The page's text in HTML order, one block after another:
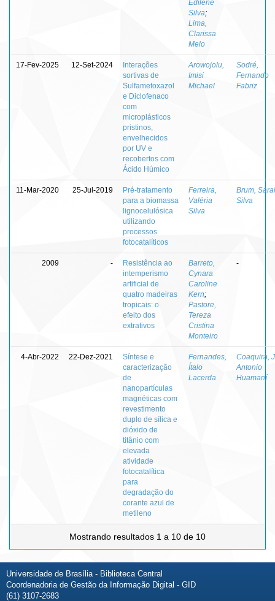
Edilene
Silva;
Lima,
Clarissa
Melo
17-Fev-2025 12-Set-2024
Interações
sortivas de
Sulfametoxazol
e Diclofenaco
com
microplásticos
pristinos,
envelhecidos
por UV e
recobertos com
Ácido Húmico
Arowojolu,
Imisi
Michael
Sodré,
Fernando
Fabriz
11-Mar-2020 25-Jul-2019
Pré-tratamento
para a biomassa
lignocelulósica
utilizando
processos
fotocatalíticos
Ferreira,
Valéria
Silva
Brum,
Silva
2009 -
Resistência ao
intemperismo
artificial de
quatro madeiras
tropicais: o
efeito dos
extrativos
Barreto,
Cynara
Caroline
Kern;
Pastore,
Tereza
Cristina
Monteiro
-
4-Abr-2022 22-Dez-2021
Síntese e
caracterização
de
nanopartículas
magnéticas com
revestimento
duplo de sílica e
dióxido de
titânio com
elevada
atividade
fotocatalítica
para
degradação do
corante azul de
metileno
Fernandes,
Ítalo
Lacerda
Coaquira,
Antonio
Huamaní
Mostrando resultados 1 a 10 de 10
Universidade de Brasília - Biblioteca Central
Coordenadoria de Gestão da Informação Digital - GID
(61) 3107-2683